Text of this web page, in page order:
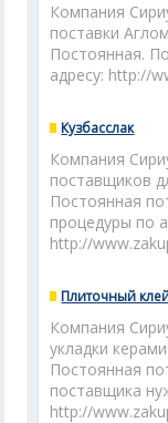
Компания
поставки
Постоянная.
адресу: http://
Кузбасслак
Компания
поставщиков
Постоянная
процедуры по
http://
Плиточный
Компания
укладки
Постоянная
поставщика
http://